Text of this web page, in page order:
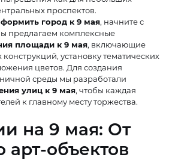
проспектов.
город к 9 мая, начните с
предлагаем комплексные
площади к 9 мая, включающие
установку тематических
цветов. Для создания
среды мы разработали
улиц к 9 мая, чтобы каждая
к главному месту торжества.
на 9 мая: От
арт-объектов